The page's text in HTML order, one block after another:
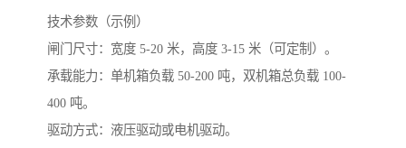
技术参数（示例）
闸门尺寸：宽度 5-20 米，高度 3-15 米（可定制）。
承载能力：单机箱负载 50-200 吨，双机箱总负载 100-
400 吨。
驱动方式：液压驱动或电机驱动。